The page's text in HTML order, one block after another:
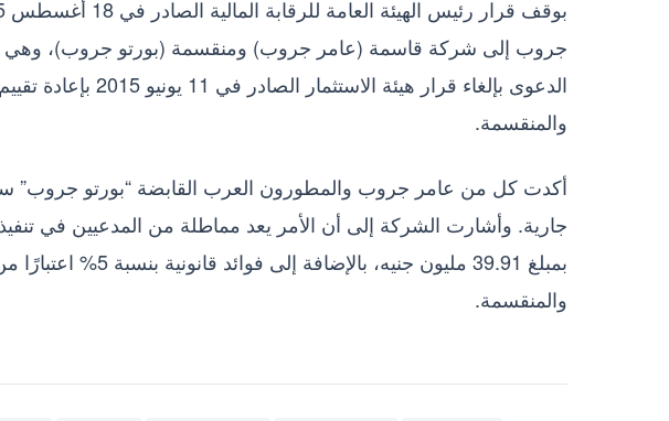
جروب إلى شركة قاسمة (عامر جروب) ومنقسمة (بورتو جروب)، وهي
الدعوى بإلغاء قرار
والمنقسمة.
أكدت كل من عامر جروب والمطورون العرب القابضة “بورتو جروب”
جارية. وأشارت الشركة إلى أن الأمر يعد مماطلة من المدعيين في
والمنقسمة.